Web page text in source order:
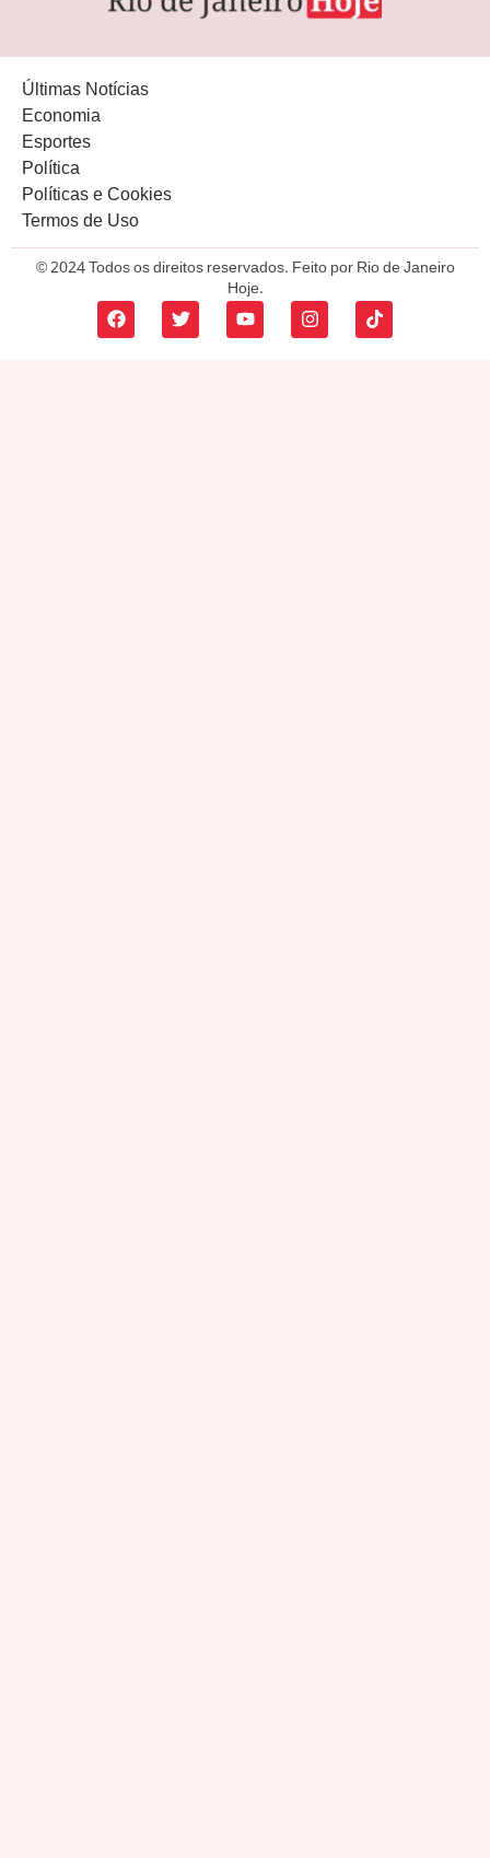
Últimas Notícias
Economia
Esportes
Política
Políticas e Cookies
Termos de Uso
© 2024 Todos os direitos reservados. Feito por Rio de Janeiro
Hoje.